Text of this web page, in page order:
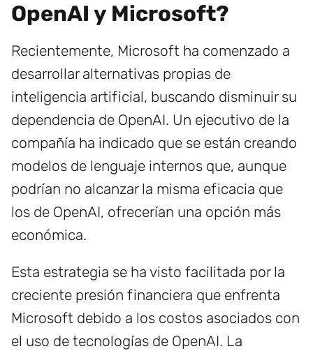
OpenAI y Microsoft?
Recientemente, Microsoft ha comenzado a
desarrollar alternativas propias de
inteligencia artificial, buscando disminuir su
dependencia de OpenAI. Un ejecutivo de la
compañía ha indicado que se están creando
modelos de lenguaje internos que, aunque
podrían no alcanzar la misma eficacia que
los de OpenAI, ofrecerían una opción más
económica.
Esta estrategia se ha visto facilitada por la
creciente presión financiera que enfrenta
Microsoft debido a los costos asociados con
el uso de tecnologías de OpenAI. La